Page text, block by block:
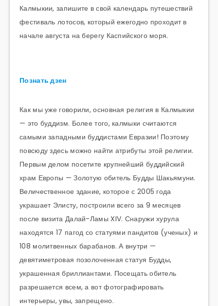
Калмыкии, запишите в свой календарь путешествий
фестиваль лотосов, который ежегодно проходит в
начале августа на берегу Каспийского моря.
Познать дзен
Как мы уже говорили, основная религия в Калмыкии
— это буддизм. Более того, калмыки считаются
самыми западными буддистами Евразии! Поэтому
повсюду здесь можно найти атрибуты этой религии.
Первым делом посетите крупнейший буддийский
храм Европы — Золотую обитель Будды Шакьямуни.
Величественное здание, которое с 2005 года
украшает Элисту, построили всего за 9 месяцев
после визита Далай-Ламы XIV. Снаружи хурула
находятся 17 пагод со статуями пандитов (ученых) и
108 молитвенных барабанов. А внутри —
девятиметровая позолоченная статуя Будды,
украшенная бриллиантами. Посещать обитель
разрешается всем, а вот фотографировать
интерьеры, увы, запрещено.